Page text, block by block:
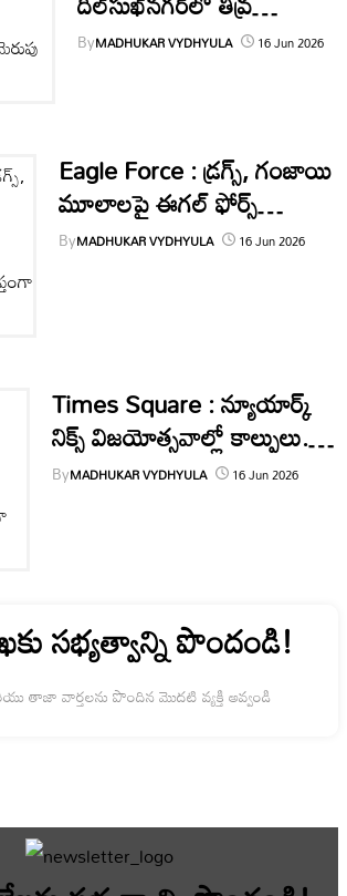
ఉద్రిక్తత..నిరుద్యోగుల మెరుపు
ByMADHUKAR VYDHYULA 16 Jun 2026
Eagle Force : డ్రగ్స్, గంజాయి
మూలాలపై ఈగల్ ఫోర్స్
ఉక్కుపాదం...రాష్ట్రవ్యాప్తంగా
ByMADHUKAR VYDHYULA 16 Jun 2026
Times Square : న్యూయార్క్
నిక్స్ విజయోత్సవాల్లో కాల్పులు..
రణరంగంగా మారిన టైమ్స్ స్క్వేర్
ByMADHUKAR VYDHYULA 16 Jun 2026